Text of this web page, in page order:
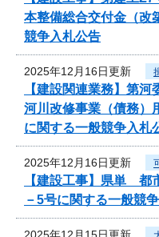
本整備総合交付金（改
競争入札公告
2025年12月16日更新
【建設関連業務】第
河川改修事業（債務）
に関する一般競争入札
2025年12月16日更新
【建設工事】県単 都
－5号に関する一般競